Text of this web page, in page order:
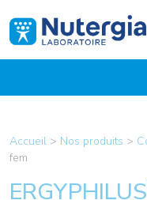
Accueil > Nos produits >
fem
ERGYPHILUS